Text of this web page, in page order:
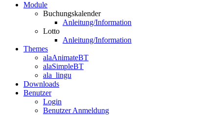
Module
Buchungskalender
Anleitung/Information
Lotto
Anleitung/Information
Themes
alaAnimateBT
alaSimpleBT
ala_lingu
Downloads
Benutzer
Login
Benutzer Anmeldung